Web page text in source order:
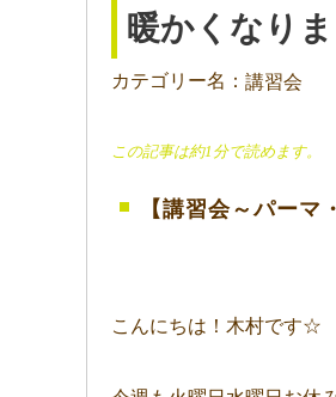
暖かくなり
カテゴリー名： 講習会
この記事は約1分で読めます。
【講習会～パーマ
こんにちは！木村です☆